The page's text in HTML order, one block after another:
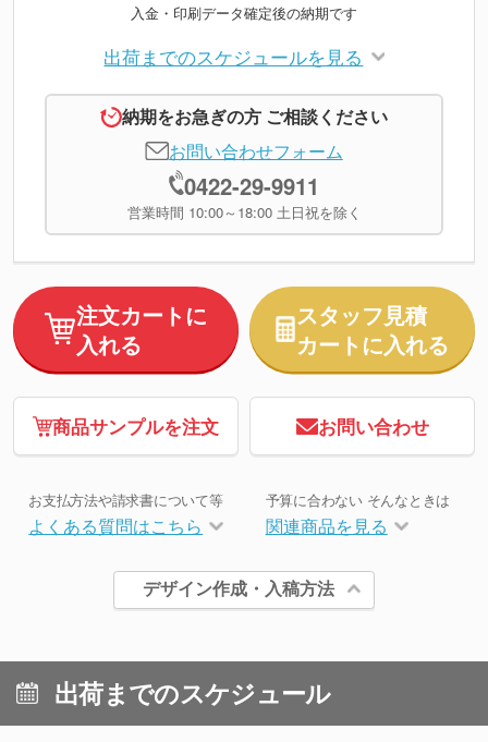
入金・印刷データ確定後の納期です
出荷までのスケジュールを見る
納期をお急ぎの方 ご相談ください
お問い合わせフォーム
0422-29-9911
営業時間 10:00～18:00 土日祝を除く
注文カートに
入れる
スタッフ見積
カートに入れる
商品サンプルを注文 お問い合わせ
お支払方法や請求書について等
よくある質問はこちら
予算に合わない そんなときは
関連商品を見る
デザイン作成・入稿方法
出荷までのスケジュール